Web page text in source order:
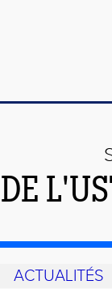
DE
ACTUALITÉS